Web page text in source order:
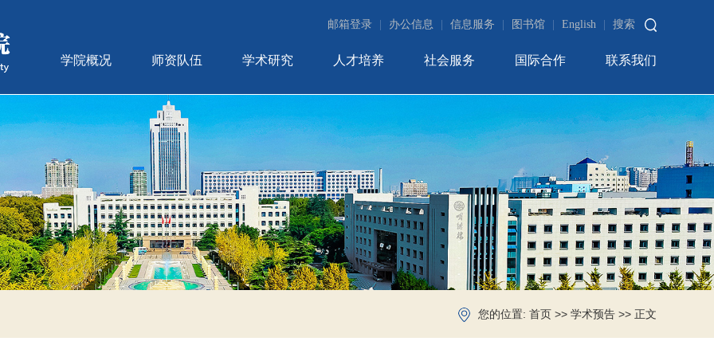
邮箱登录 办公信息 信息服务 图书馆 English 搜索
学院概况 师资队伍 学术研究 人才培养 社会服务 国际合作 联系我们
您的位置: 首页 >> 学术预告 >> 正文